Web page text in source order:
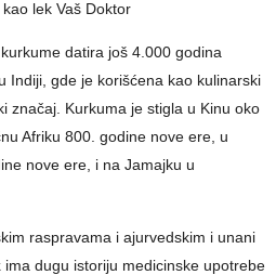
datira još 4.000 godina
Indiji, gde je korišćena kao kulinarski
značaj. Kurkuma je stigla u Kinu oko
Afriku 800. godine nove ere, u
nove ere, i na Jamajku u
raspravama i ajurvedskim i unani
ima dugu istoriju medicinske upotrebe